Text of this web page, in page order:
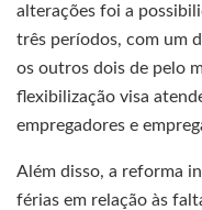
alterações foi a
três períodos, com um
os outros dois de pelo
flexibilização visa
empregadores e
Além disso, a reforma
férias em relação às